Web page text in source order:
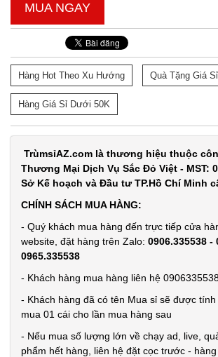
MUA NGAY
Hàng Hot Theo Xu Hướng Quà Tặng Giá Sỉ
Hàng Giá Sỉ Dưới 50K
TrùmsỉAZ.com là thương hiệu thuộc
Thương Mại Dịch Vụ Sắc Đỏ Việt - MST:
Sở Kế hoạch và Đầu tư TP.Hồ Chí Minh
CHÍNH SÁCH MUA HÀNG:
- Quý khách mua hàng đến trực tiếp cửa
website, đặt hàng trên Zalo: 0906.335538 -
0965.335538
- Khách hàng mua hàng liên hệ
- Khách hàng đã có tên Mua sỉ sẽ được
mua 01 cái cho lần mua hàng sau
- Nếu mua số lượng lớn về chạy ad, live,
phẩm hết hàng, liên hệ đặt cọc trước -